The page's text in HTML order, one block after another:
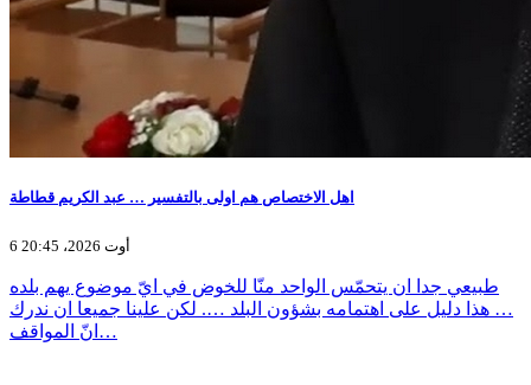
اهل الاختصاص هم اولى بالتفسير … عبد الكريم قطاطة
6 أوت 2026، 20:45
طبيعي جدا ان يتحمّس الواحد منّا للخوض في ايّ موضوع يهم بلده
… هذا دليل على اهتمامه بشؤون البلد …. لكن علينا جميعا ان ندرك
انّ المواقف…